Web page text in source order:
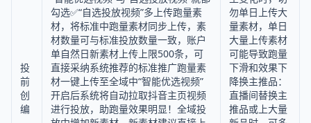
投
前
创
编
勾选✅“自选投放视频”多上传跑量素
材，将标准中跑量素材同步上传，素
材数量可与标准投放数量一致，账户
单自然日新素材上传上限500条，可
直接采纳系统推荐的标准推广跑量素
材一键上传至全域中“智能优选视频”
开启后系统将自动拉取抖音主页视频
进行投放，助跑量效果明显！全域投
勿单日上传大
量素材，单日
大量上传素材
可能导致跑量
下滑和效果下
降换主推品：
直播间替换主
推品或上大量